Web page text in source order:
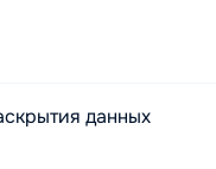
данных